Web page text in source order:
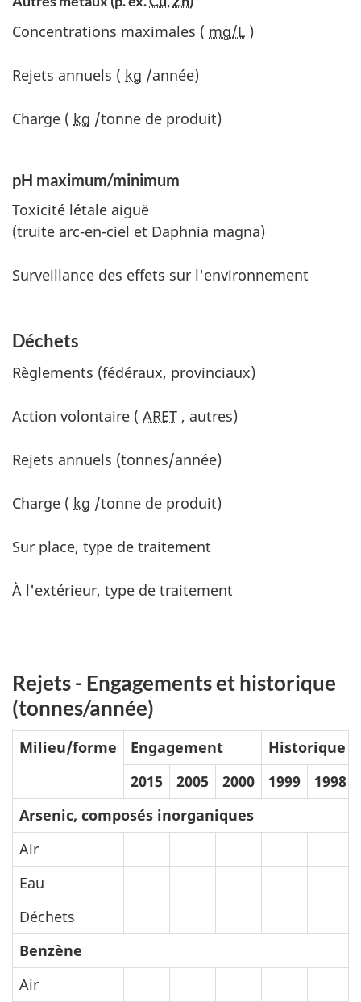
Concentrations maximales ( mg/L )
Rejets annuels ( kg /année)
Charge ( kg /tonne de produit)
pH maximum/minimum
Toxicité létale aiguë
(truite arc-en-ciel et Daphnia magna)
Surveillance des effets sur l'environnement
Déchets
Règlements (fédéraux, provinciaux)
Action volontaire ( ARET , autres)
Rejets annuels (tonnes/année)
Charge ( kg /tonne de produit)
Sur place, type de traitement
À l'extérieur, type de traitement
Rejets - Engagements et historique
(tonnes/année)
Milieu/forme Engagement
Historique
2015
2005 2000 1999 1998
Arsenic, composés inorganiques
Air
Eau
Déchets
Benzène
Air